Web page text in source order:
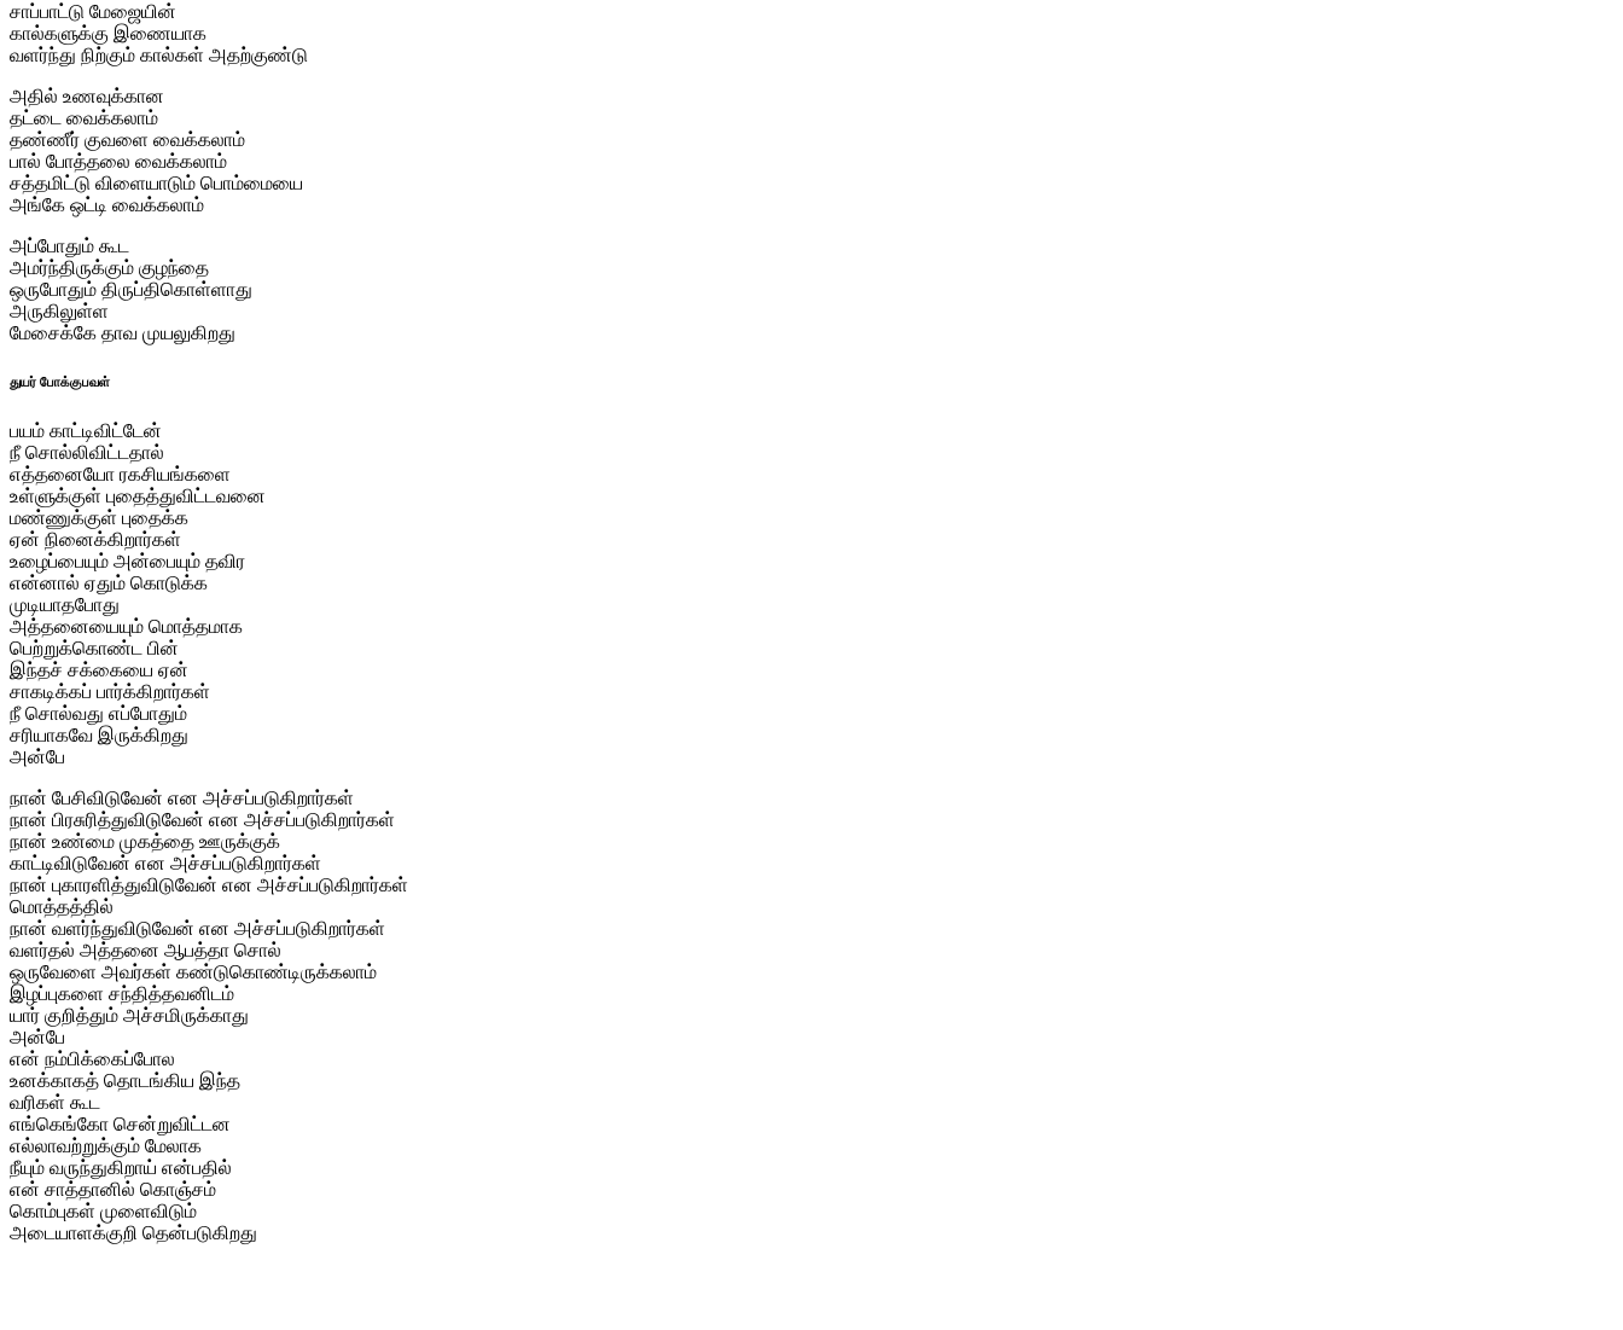
சாப்பாட்டு மேஜையின்
கால்களுக்கு இணையாக
வளர்ந்து நிற்கும் கால்கள் அதற்குண்டு
அதில் உணவுக்கான
தட்டை வைக்கலாம்
தண்ணீர் குவளை வைக்கலாம்
பால் போத்தலை வைக்கலாம்
சத்தமிட்டு விளையாடும் பொம்மையை
அங்கே ஒட்டி வைக்கலாம்
அப்போதும் கூட
அமர்ந்திருக்கும் குழந்தை
ஒருபோதும் திருப்திகொள்ளாது
அருகிலுள்ள
மேசைக்கே தாவ முயலுகிறது
துயர் போக்குபவள்
பயம் காட்டிவிட்டேன்
நீ சொல்லிவிட்டதால்
எத்தனையோ ரகசியங்களை
உள்ளுக்குள் புதைத்துவிட்டவனை
மண்ணுக்குள் புதைக்க
ஏன் நினைக்கிறார்கள்
உழைப்பையும் அன்பையும் தவிர
என்னால் ஏதும் கொடுக்க
முடியாதபோது
அத்தனையையும் மொத்தமாக
பெற்றுக்கொண்ட பின்
இந்தச் சக்கையை ஏன்
சாகடிக்கப் பார்க்கிறார்கள்
நீ சொல்வது எப்போதும்
சரியாகவே இருக்கிறது
அன்பே
நான் பேசிவிடுவேன் என அச்சப்படுகிறார்கள்
நான் பிரசுரித்துவிடுவேன் என அச்சப்படுகிறார்கள்
நான் உண்மை முகத்தை ஊருக்குக்
காட்டிவிடுவேன் என அச்சப்படுகிறார்கள்
நான் புகாரளித்துவிடுவேன் என அச்சப்படுகிறார்கள்
மொத்தத்தில்
நான் வளர்ந்துவிடுவேன் என அச்சப்படுகிறார்கள்
வளர்தல் அத்தனை ஆபத்தா சொல்
ஒருவேளை அவர்கள் கண்டுகொண்டிருக்கலாம்
இழப்புகளை சந்தித்தவனிடம்
யார் குறித்தும் அச்சமிருக்காது
அன்பே
என் நம்பிக்கைப்போல
உனக்காகத் தொடங்கிய இந்த
வரிகள் கூட
எங்கெங்கோ சென்றுவிட்டன
எல்லாவற்றுக்கும் மேலாக
நீயும் வருந்துகிறாய் என்பதில்
என் சாத்தானில் கொஞ்சம்
கொம்புகள் முளைவிடும்
அடையாளக்குறி தென்படுகிறது